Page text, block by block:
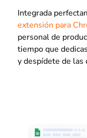
Integrada
extensión para
personal de
tiempo que
y despídete de las